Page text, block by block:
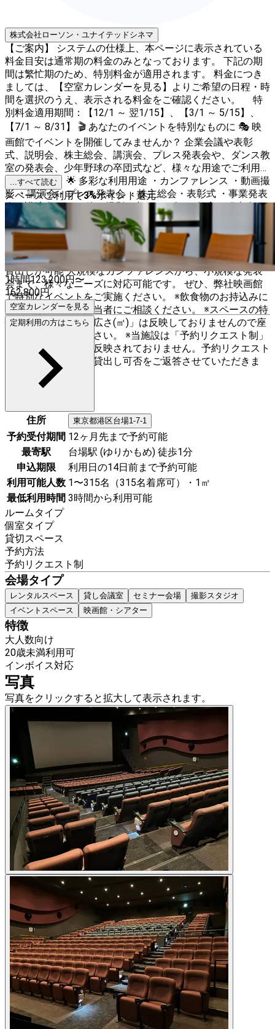
株式会社ローソン・ユナイテッドシネマ
【ご案内】 システムの仕様上、本ページに表示されている
料金目安は通常期の料金のみとなっております。 下記の期
間は繁忙期のため、特別料金が適用されます。 料金につき
ましては、【空室カレンダーを見る】よりご希望の日程・時
間を選択のうえ、表示される料金をご確認ください。 特
別料金適用期間：【12/1 ～ 翌1/15】、【3/1 ～ 5/15】、
【7/1 ～ 8/31】 🎬 あなたのイベントを特別なものに 🎭 映
画館でイベントを開催してみませんか？ 企業会議や表彰
式、説明会、株主総会、講演会、プレス発表会や、ダンス教
室の発表会、少年野球の卒団式など、様々な用途でご利用い
ただけます。 🌟 多彩な利用用途 ・カンファレンス ・動画撮
影 ・講演会・プレス発表会 ・株主総会・表彰式 ・事業発表
会・講演会 ・その他の撮影・収録 ・ダンス教室の発表会 ・
少年野球の卒団式 ・会議・打ち合わせ ・オンラインセミナ
ー ・オンライン研修 ・プロポーズ 🎥 充実の設備 ・シアタ
ースクリーン: 大迫力の映像体験を提供 ・プロジェクター:
高品質な映像を投影 ・マイクセット: ワイヤレスマイクのお
貸出しが可能 大規模なカンファレンスから、小規模な発表
会まで、様々なニーズに対応可能です。 ぜひ、弊社映画館
で特別なイベントをご実施ください。 ※飲食物のお持込みに
ついては、事前に担当者にご相談ください。 ※スペースの特
性上、「スペースの広さ(㎡)」は反映しておりませんので座
席数にてご判断ください。 ※当施設は「予約リクエスト制」
のため、空室状況が反映されておりません。予約リクエスト
をいただいた後、お貸出し可否をご返答させていただきま
...すべて読む
スペースご利用で3%ポイント還元
1時間123,200円〜
162,800円
空室カレンダーを見る
定期利用の方はこちら
住所 東京都港区台場1-7-1
予約受付期間 12ヶ月先まで予約可能
最寄駅
台場駅 (ゆりかもめ) 徒歩1分
申込期限
利用日の14日前まで予約可能
利用可能人数 1〜315名（315名着席可）・1㎡
最低利用時間 3時間から利用可能
ルームタイプ
個室タイプ
貸切スペース
予約方法
予約リクエスト制
会場タイプ
レンタルスペース 貸し会議室 セミナー会場
撮影スタジオ
イベントスペース
映画館・シアター
特徴
大人数向け
20歳未満利用可
インボイス対応
写真
写真をクリックすると拡大して表示されます。